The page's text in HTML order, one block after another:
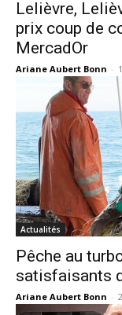
Lelièvre,
prix coup de
MercadOr
Ariane Aubert Bonn -
Actualités
Pêche au
satisfaisants
Ariane Aubert Bonn -